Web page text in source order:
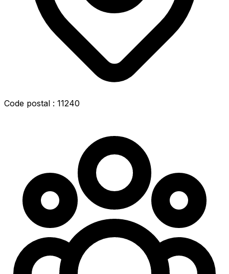
Code postal : 11240